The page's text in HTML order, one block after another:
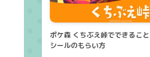
ポケ森 くちぶえ峠でできるこ
シールのもらい方